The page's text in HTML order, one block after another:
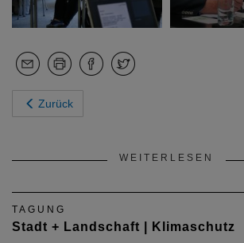
Zurück
WEITERLESEN
TAGUNG
Stadt + Landschaft | Klimaschutz